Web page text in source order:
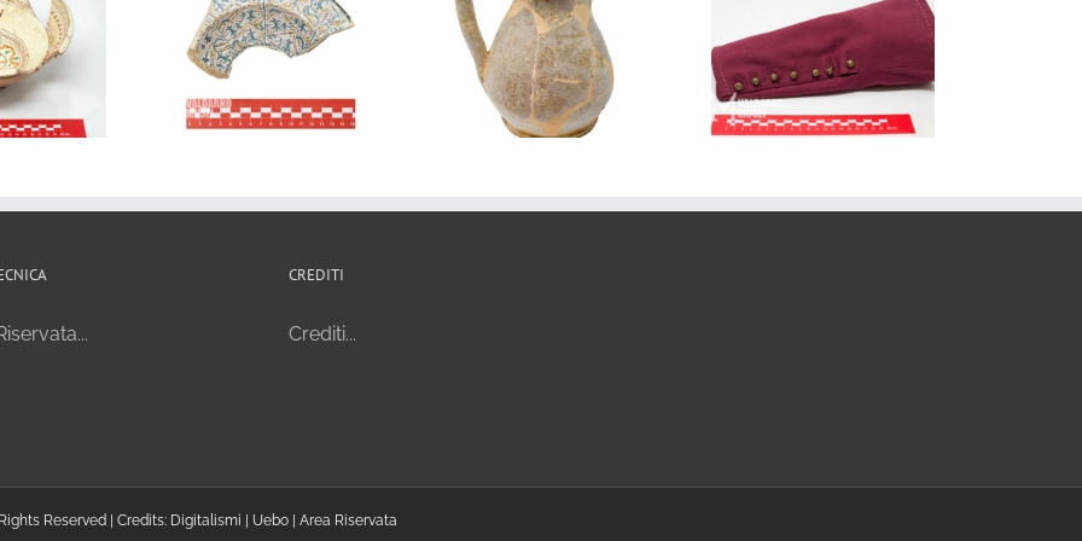
–
in maiolica
di Montelupo
Fiorentino
0078_18.S121-1.601 –
Boccale in maiolica
bianca di produzione
pisana
0038_SAFI_266861 –
Bottoni a globetto
0028_18.S121-1.609 –
Fondo di ceramica
ingobbiata e graffita
policroma
CREDITI
Crediti...
Reserved | Credits: Digitalismi | Uebo | Area Riservata